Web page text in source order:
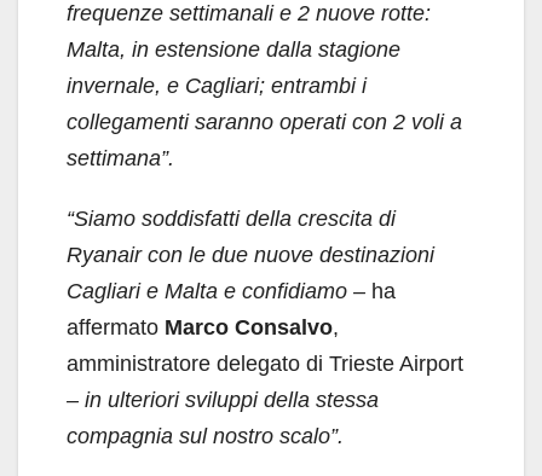
frequenze settimanali e 2 nuove rotte:
Malta, in estensione dalla stagione
invernale, e Cagliari; entrambi i
collegamenti saranno operati con 2 voli a
settimana”.
“Siamo soddisfatti della crescita di
Ryanair con le due nuove destinazioni
Cagliari e Malta e confidiamo – ha
affermato Marco Consalvo,
amministratore delegato di Trieste Airport
– in ulteriori sviluppi della stessa
compagnia sul nostro scalo”.